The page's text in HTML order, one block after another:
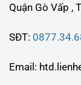
Quận Gò Vấp ,
SĐT:
Email: